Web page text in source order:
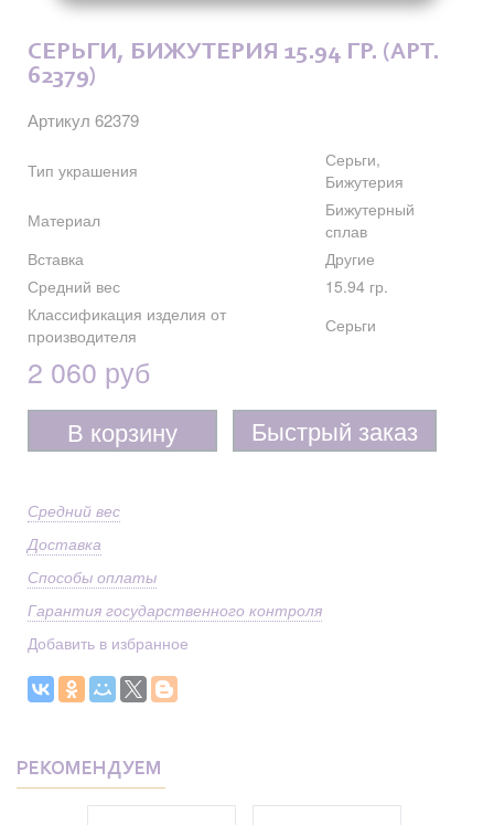
СЕРЬГИ, БИЖУТЕРИЯ 15.94 ГР. (АРТ.
62379)
Артикул 62379
Тип украшения
Серьги,
Бижутерия
Материал
Бижутерный
сплав
Вставка
Другие
Средний вес
15.94 гр.
Классификация изделия от
производителя
Серьги
2 060 руб
В корзину Быстрый заказ
Средний вес
Доставка
Способы оплаты
Гарантия государственного контроля
Добавить в избранное
РЕКОМЕНДУЕМ